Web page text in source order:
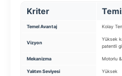
Kriter
Temel Avantaj Kolay
Vizyon
Yüksek
patentli
Mekanizma Motorlu
Yalıtım Seviyesi Yüksek